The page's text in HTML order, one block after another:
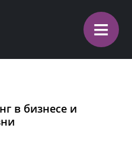
≡
в бизнесе и